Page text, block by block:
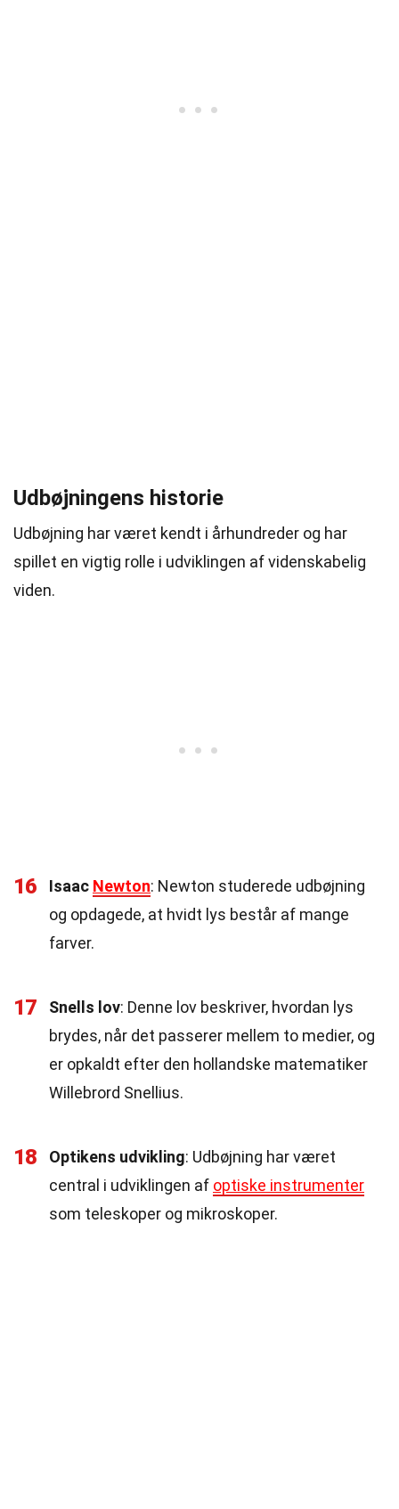
Udbøjningens historie
Udbøjning har været kendt i århundreder og har
spillet en vigtig rolle i udviklingen af videnskabelig
viden.
16 Isaac Newton: Newton studerede udbøjning
og opdagede, at hvidt lys består af mange
farver.
17 Snells lov: Denne lov beskriver, hvordan lys
brydes, når det passerer mellem to medier, og
er opkaldt efter den hollandske matematiker
Willebrord Snellius.
18 Optikens udvikling: Udbøjning har været
central i udviklingen af optiske instrumenter
som teleskoper og mikroskoper.